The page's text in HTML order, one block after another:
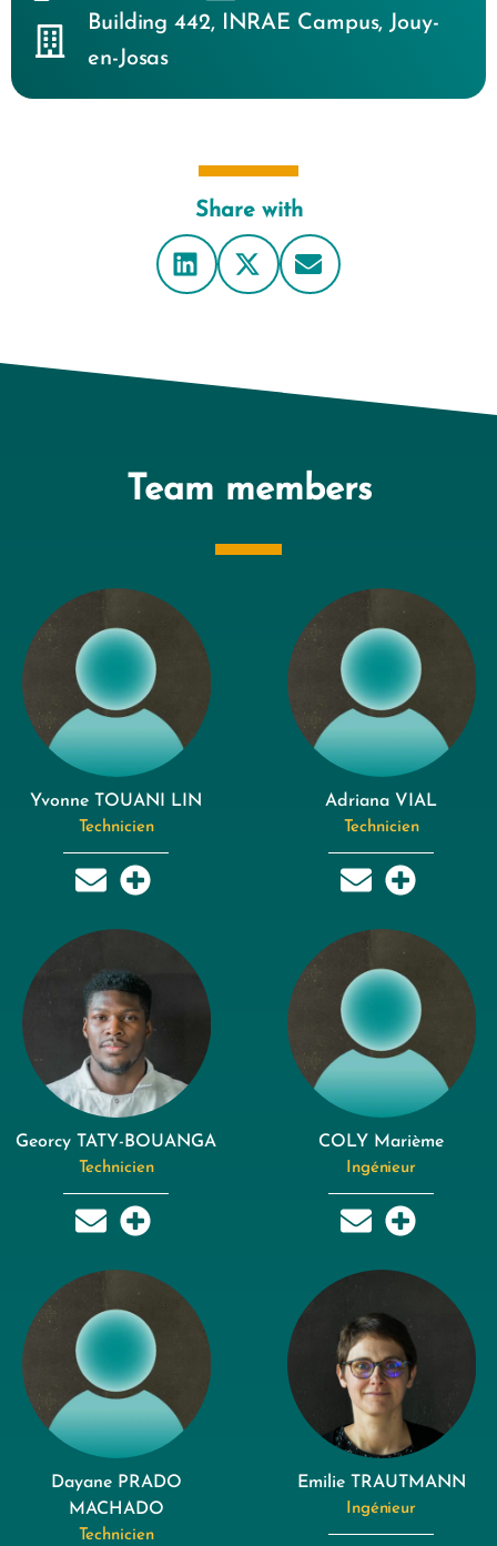
Share with
Building 442, INRAE Campus,Jouy-
en-Josas
Team members
Yvonne TOUANI LIN
Technicien
Adriana VIAL
Technicien
Georcy TATY-BOUANGA
Technicien
COLY Marième
Ingénieur
Dayane PRADO
MACHADO
Technicien
Emilie TRAUTMANN
Ingénieur